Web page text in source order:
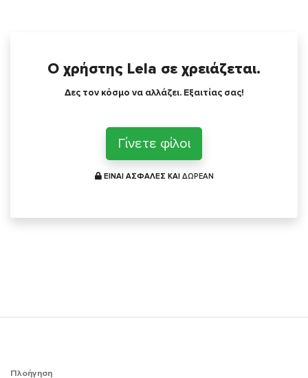
Ο χρήστης Lela σε χρειάζεται.
Δες τον κόσμο να αλλάζει. Εξαιτίας σας!
Γίνετε φίλοι
ΕΙΝΑΙ ΑΣΦΑΛΕΣ ΚΑΙ ΔΩΡΕΑΝ
Πλοήγηση